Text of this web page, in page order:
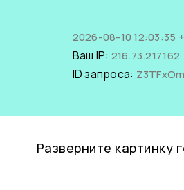
2026-08-10 12:03:35
Ваш IP: 216.73.217.162
ID запроса:
Разверните картинку